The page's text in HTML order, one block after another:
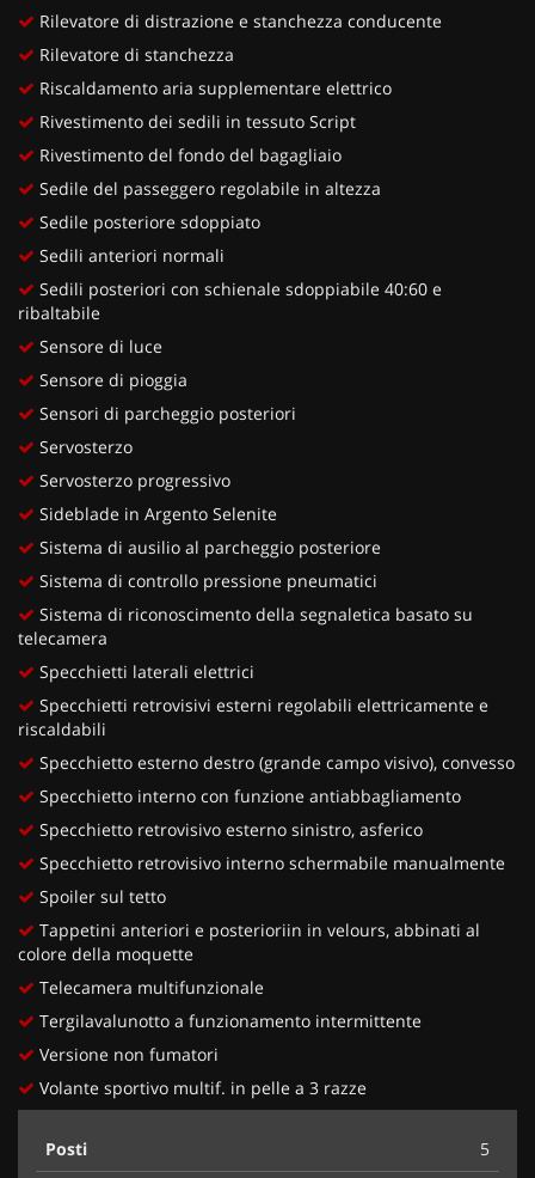
Rilevatore di distrazione e stanchezza conducente
Rilevatore di stanchezza
Riscaldamento aria supplementare elettrico
Rivestimento dei sedili in tessuto Script
Rivestimento del fondo del bagagliaio
Sedile del passeggero regolabile in altezza
Sedile posteriore sdoppiato
Sedili anteriori normali
Sedili posteriori con schienale sdoppiabile 40:60 e
ribaltabile
Sensore di luce
Sensore di pioggia
Sensori di parcheggio posteriori
Servosterzo
Servosterzo progressivo
Sideblade in Argento Selenite
Sistema di ausilio al parcheggio posteriore
Sistema di controllo pressione pneumatici
Sistema di riconoscimento della segnaletica basato su
telecamera
Specchietti laterali elettrici
Specchietti retrovisivi esterni regolabili elettricamente e
riscaldabili
Specchietto esterno destro (grande campo visivo), convesso
Specchietto interno con funzione antiabbagliamento
Specchietto retrovisivo esterno sinistro, asferico
Specchietto retrovisivo interno schermabile manualmente
Spoiler sul tetto
Tappetini anteriori e posterioriin in velours, abbinati al
colore della moquette
Telecamera multifunzionale
Tergilavalunotto a funzionamento intermittente
Versione non fumatori
Volante sportivo multif. in pelle a 3 razze
Posti
5